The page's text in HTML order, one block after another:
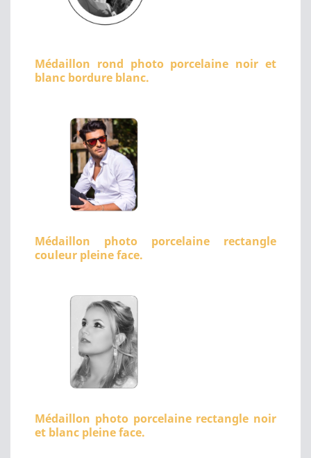
Médaillon rond photo porcelaine noir et
blanc bordure blanc.
Médaillon photo porcelaine rectangle
couleur pleine face.
Médaillon photo porcelaine rectangle noir
et blanc pleine face.